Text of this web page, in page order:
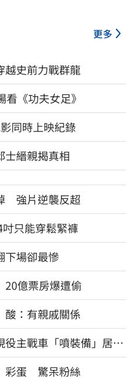
更多
越史前力戰群龍
《功夫女足》
同時上映紀錄
士縉親揭真相
強片逆襲反超
只能穿鬆緊褲
下場卻最慘
20億票房爆遭偷
：有親戚關係
主戰車「噴裝備」居民
彩蛋 驚呆粉絲